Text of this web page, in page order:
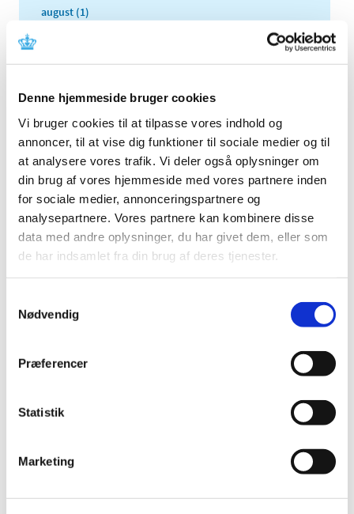
Denne hjemmeside bruger cookies
Vi bruger cookies til at tilpasse vores indhold og
annoncer, til at vise dig funktioner til sociale medier og til
at analysere vores trafik. Vi deler også oplysninger om
din brug af vores hjemmeside med vores partnere inden
for sociale medier, annonceringspartnere og
analysepartnere. Vores partnere kan kombinere disse
data med andre oplysninger, du har givet dem, eller som
de har indsamlet fra din brug af deres tjenester.
Nødvendig
Præferencer
Statistik
Marketing
august (1)
april (6)
februar (11)
januar (16)
2025 (158)
2024 (224)
2023 (195)
2022 (197)
2019 (159)
2017 (167)
2014 (44)
2012 (44)